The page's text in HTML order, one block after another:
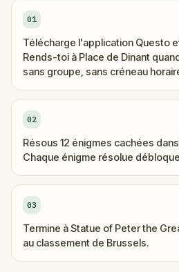
01
Télécharge l'application Questo
Rends-toi à Place de Dinant
sans groupe, sans créneau
02
Résous 12 énigmes cachées
Chaque énigme résolue
03
Termine à Statue of Peter the
au classement de Brussels.